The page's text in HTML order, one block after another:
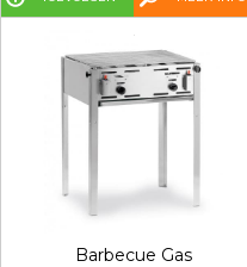
Barbecue Gas